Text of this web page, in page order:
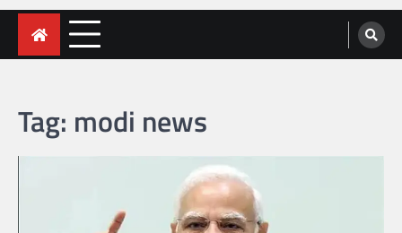
Tag: modi news